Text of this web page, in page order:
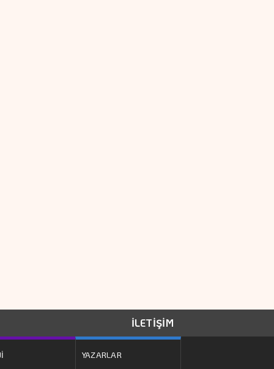
Milyar Liraya
TSB'den Konum
Paylaşımı
İLETİŞİM
YAZARLAR